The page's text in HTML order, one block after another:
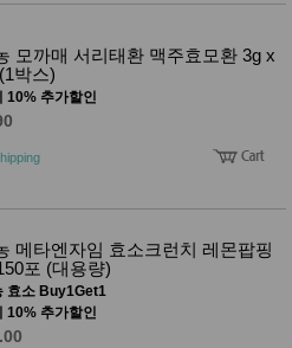
모까매 서리태환 맥주효모환 3g x
박스)
10% 추가할인
메타엔자임 효소크런치 레몬팝핑
포 (대용량)
효소 Buy1Get1
10% 추가할인